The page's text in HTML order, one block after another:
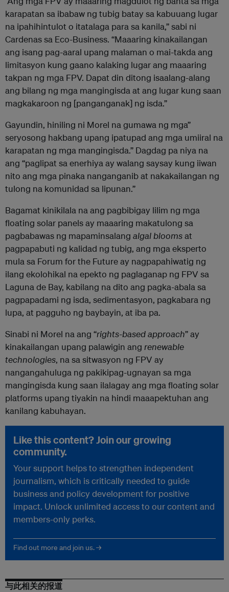
karapatan sa ibabaw ng tubig batay sa kabuuang lugar
na ipahihintulot o itatalaga para sa kanila,” sabi ni
Cardenas sa Eco-Business. “Maaaring kinakailangan
ang isang pag-aaral upang malaman o mai-takda ang
limitasyon kung gaano kalaking lugar ang maaaring
takpan ng mga FPV. Dapat din ditong isaalang-alang
ang bilang ng mga mangingisda at ang lugar kung saan
magkakaroon ng [panganganak] ng isda.”
Gayundin, hiniling ni Morel na gumawa ng mga”
seryosong hakbang upang ipatupad ang mga umiiral na
karapatan ng mga mangingisda.” Dagdag pa niya na
ang “paglipat sa enerhiya ay walang saysay kung iiwan
nito ang mga pinaka nanganganib at nakakailangan ng
tulong na komunidad sa lipunan.”
Bagamat kinikilala na ang pagbibigay lilim ng mga
floating solar panels ay maaaring makatulong sa
pagbabawas ng mapaminsalang algal bloomsat
pagpapabuti ng kalidad ng tubig, ang mga eksperto
mula sa Forum for the Future ay nagpapahiwatig ng
ilang ekolohikal na epekto ng paglaganap ng FPV sa
Laguna de Bay, kabilang na dito ang pagka-abala sa
pagpapadami ng isda, sedimentasyon, pagkabara ng
lupa, at pagguho ng baybayin, at iba pa.
Sinabi ni Morel na ang “rights-based approach” ay
kinakailangan upang palawigin ang renewable
technologies, na sa sitwasyon ng FPV ay
nangangahuluga ng pakikipag-ugnayan sa mga
mangingisda kung saan ilalagay ang mga floating solar
platforms upang tiyakin na hindi maaapektuhan ang
kanilang kabuhayan.
Like this content? Join our growing
community.
Your support helps to strengthen independent
journalism, which is critically needed to guide
business and policy development for positive
impact. Unlock unlimited access to our content and
members-only perks.
Find out more and join us. →
与此相关的报道